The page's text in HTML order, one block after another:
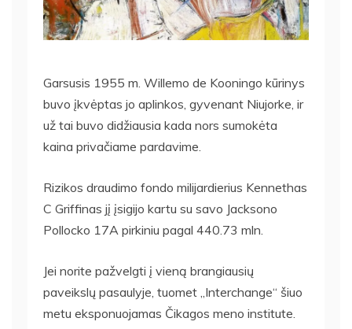
Garsusis 1955 m. Willemo de Kooningo kūrinys
buvo įkvėptas jo aplinkos, gyvenant Niujorke, ir
už tai buvo didžiausia kada nors sumokėta
kaina privačiame pardavime.
Rizikos draudimo fondo milijardierius Kennethas
C Griffinas jį įsigijo kartu su savo Jacksono
Pollocko 17A pirkiniu pagal 440.73 mln.
Jei norite pažvelgti į vieną brangiausių
paveikslų pasaulyje, tuomet „Interchange“ šiuo
metu eksponuojamas Čikagos meno institute.